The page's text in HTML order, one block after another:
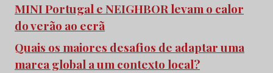
MINI Portugal e NEIGHBOR levam o calor
do verão ao ecrã
Quais os maiores desafios de adaptar uma
marca global a um contexto local?